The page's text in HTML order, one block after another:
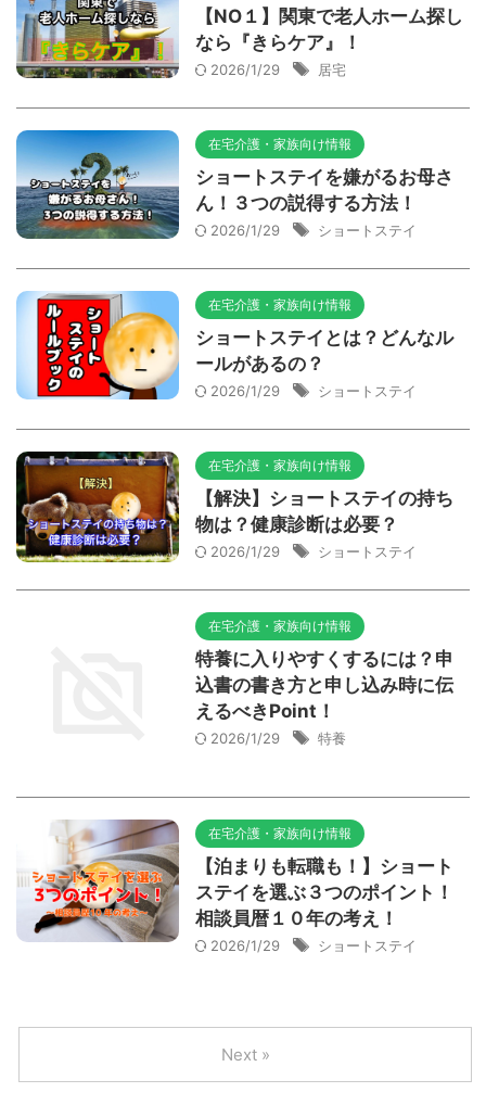
【NO１】関東で老人ホーム探し
なら『きらケア』！
2026/1/29 居宅
在宅介護・家族向け情報
ショートステイを嫌がるお母さ
ん！３つの説得する方法！
2026/1/29 ショートステイ
在宅介護・家族向け情報
ショートステイとは？どんなル
ールがあるの？
2026/1/29 ショートステイ
在宅介護・家族向け情報
【解決】ショートステイの持ち
物は？健康診断は必要？
2026/1/29 ショートステイ
在宅介護・家族向け情報
特養に入りやすくするには？申
込書の書き方と申し込み時に伝
えるべきPoint！
2026/1/29 特養
在宅介護・家族向け情報
【泊まりも転職も！】ショート
ステイを選ぶ３つのポイント！
相談員暦１０年の考え！
2026/1/29 ショートステイ
Next »